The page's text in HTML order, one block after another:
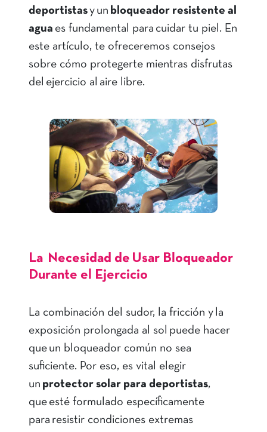
deportistasy un bloqueador resistente al
agua es fundamental para cuidar tu piel. En
este artículo, te ofreceremos consejos
sobre cómo protegerte mientras disfrutas
del ejercicio al aire libre.
La Necesidad de Usar Bloqueador
Durante el Ejercicio
La combinación del sudor, la fricción y la
exposición prolongada al sol puede hacer
que un bloqueador común no sea
suficiente. Por eso, es vital elegir
un protector solar para deportistas,
que esté formulado específicamente
para resistir condiciones extremas